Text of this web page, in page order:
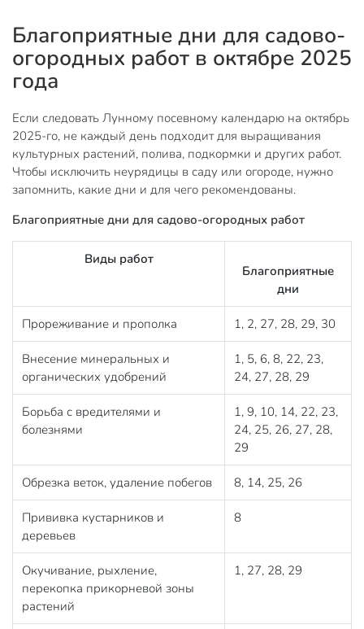
Благоприятные дни для садово-
огородных работ в октябре 2025
года
Если следовать Лунному посевному календарю на октябрь
2025-го, не каждый день подходит для выращивания
культурных растений, полива, подкормки и других работ.
Чтобы исключить неурядицы в саду или огороде, нужно
запомнить, какие дни и для чего рекомендованы.
Благоприятные дни для садово-огородных работ
Виды работ
Благоприятные
дни
Прореживание и прополка 1, 2, 27, 28, 29, 30
Внесение минеральных и
органических удобрений
1, 5, 6, 8, 22, 23,
24, 27, 28, 29
Борьба с вредителями и
болезнями
1, 9, 10, 14, 22, 23,
24, 25, 26, 27, 28,
29
Обрезка веток, удаление побегов 8, 14, 25, 26
Прививка кустарников и
деревьев
8
Окучивание, рыхление,
перекопка прикорневой зоны
растений
1, 27, 28, 29